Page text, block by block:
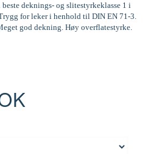
deknings- og slitestyrkeklasse 1 i
for leker i henhold til DIN EN 71-3.
god dekning. Høy overflatestyrke.